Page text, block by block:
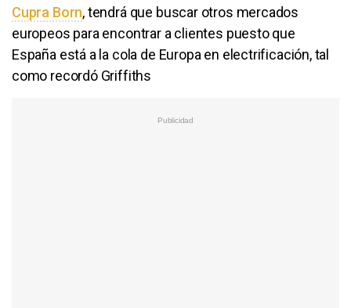
Cupra Born, tendrá que buscar otros mercados
europeos para encontrar a clientes puesto que
España está a la cola de Europa en electrificación, tal
como recordó Griffiths